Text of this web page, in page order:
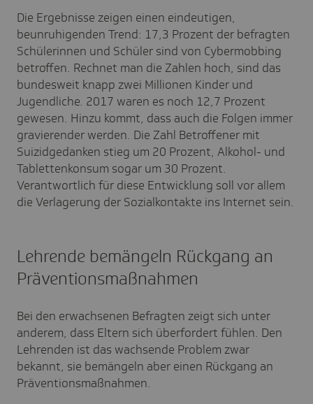
Die Ergebnisse zeigen einen eindeutigen,
beunruhigenden Trend: 17,3 Prozent der befragten
Schülerinnen und Schüler sind von Cybermobbing
betroffen. Rechnet man die Zahlen hoch, sind das
bundesweit knapp zwei Millionen Kinder und
Jugendliche. 2017 waren es noch 12,7 Prozent
gewesen. Hinzu kommt, dass auch die Folgen immer
gravierender werden. Die Zahl Betroffener mit
Suizidgedanken stieg um 20 Prozent, Alkohol- und
Tablettenkonsum sogar um 30 Prozent.
Verantwortlich für diese Entwicklung soll vor allem
die Verlagerung der Sozialkontakte ins Internet sein.
Lehrende bemängeln Rückgang an
Präventionsmaßnahmen
Bei den erwachsenen Befragten zeigt sich unter
anderem, dass Eltern sich überfordert fühlen. Den
Lehrenden ist das wachsende Problem zwar
bekannt, sie bemängeln aber einen Rückgang an
Präventionsmaßnahmen.